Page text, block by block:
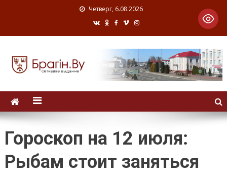
Четверг, 6.08.2026
Гороскоп на 12 июля:
Рыбам стоит заняться